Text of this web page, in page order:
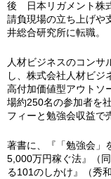
後 日本リガメント株
請負現場の立ち上げや
井総合研究所に転職。
人材ビジネスのコン
し、株式会社人材ビジ
高付加価値型アウトソ
場約250名の参加者を
フィーと勉強会収益で
著書に、『「勉強会」
5,000万円稼ぐ法』（
る101のしかけ』（秀